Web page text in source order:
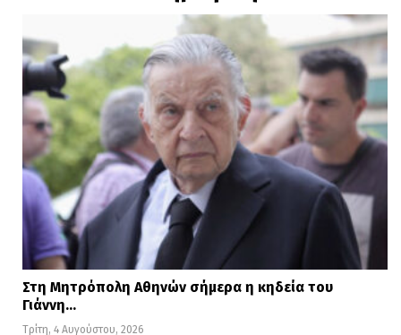
Στη Μητρόπολη Αθηνών σήμερα η κηδεία του
Γιάννη…
Τρίτη, 4 Αυγούστου, 2026